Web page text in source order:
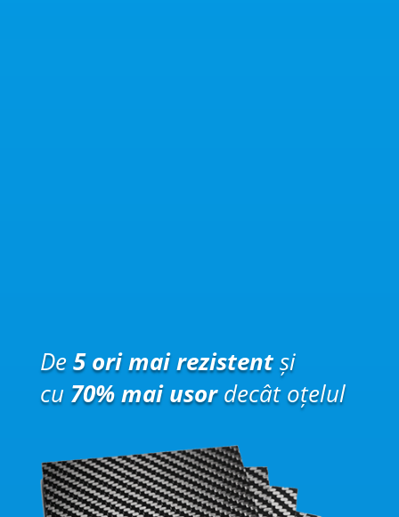
De5 ori mai rezistentși
cu 70% mai usordecât oțelul